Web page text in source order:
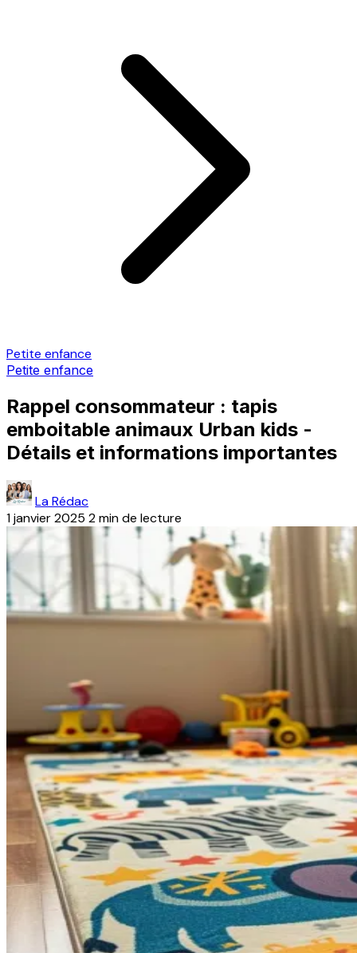
Petite enfance
Petite enfance
Rappel consommateur : tapis
emboitable animaux Urban kids -
Détails et informations importantes
La Rédac
1 janvier 2025 2 min de lecture